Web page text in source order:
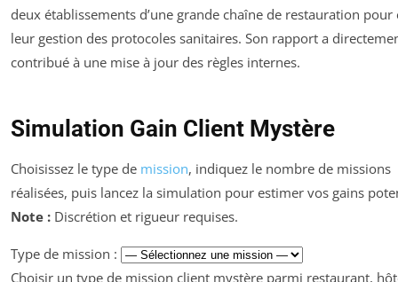
deux établissements d’une grande chaîne de restauration pour
leur gestion des protocoles sanitaires. Son rapport a
contribué à une mise à jour des règles internes.
Simulation Gain Client Mystère
Choisissez le type de mission, indiquez le nombre de missions
réalisées, puis lancez la simulation pour estimer vos gains
Note : Discrétion et rigueur requises.
Type de mission :
Choisir un type de mission client mystère parmi restaurant,